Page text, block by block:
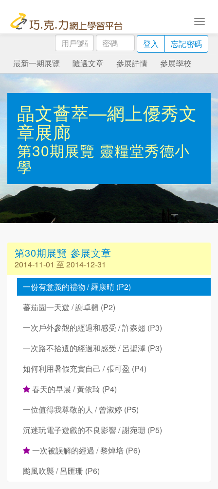
用
戶
號
碼
密
碼
登入
忘記密碼
最新一期展覽
隨選文章 參展詳情 參展學校
晶文薈萃—網上優秀文
章展廊
第30期展覽 靈糧堂秀德小
學
第30期展覽 參展文章
2014-11-01 至 2014-12-31
一份有意義的禮物 / 羅康晴 (P2)
蕃茄園一天遊 / 謝卓翹 (P2)
一次戶外參觀的經過和感受 / 許森翹 (P3)
一次路不拾遺的經過和感受 / 呂聖澤 (P3)
如何利用暑假充實自己 / 張可盈 (P4)
春天的早晨 / 黃依琦 (P4)
一位值得我尊敬的人 / 曾淑婷 (P5)
沉迷玩電子遊戲的不良影響 / 謝宛珊 (P5)
一次被誤解的經過 / 黎焯培 (P6)
颱風吹襲 / 呂匯珊 (P6)